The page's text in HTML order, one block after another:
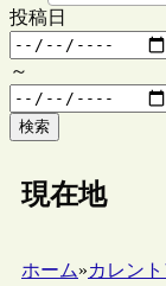
投稿日
～
検索
現在地
ホーム»カレン